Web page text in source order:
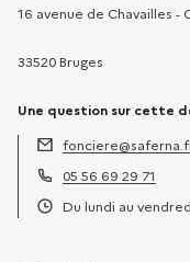
16 avenue de Chavailles -
33520 Bruges
Une question sur cette
Adresse électronique :
Téléphone :
05 56 69 29 71
Du lundi au